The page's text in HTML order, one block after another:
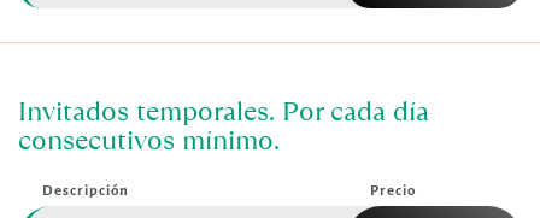
Invitados temporales. Por cada día
consecutivos mínimo.
Descripción Precio